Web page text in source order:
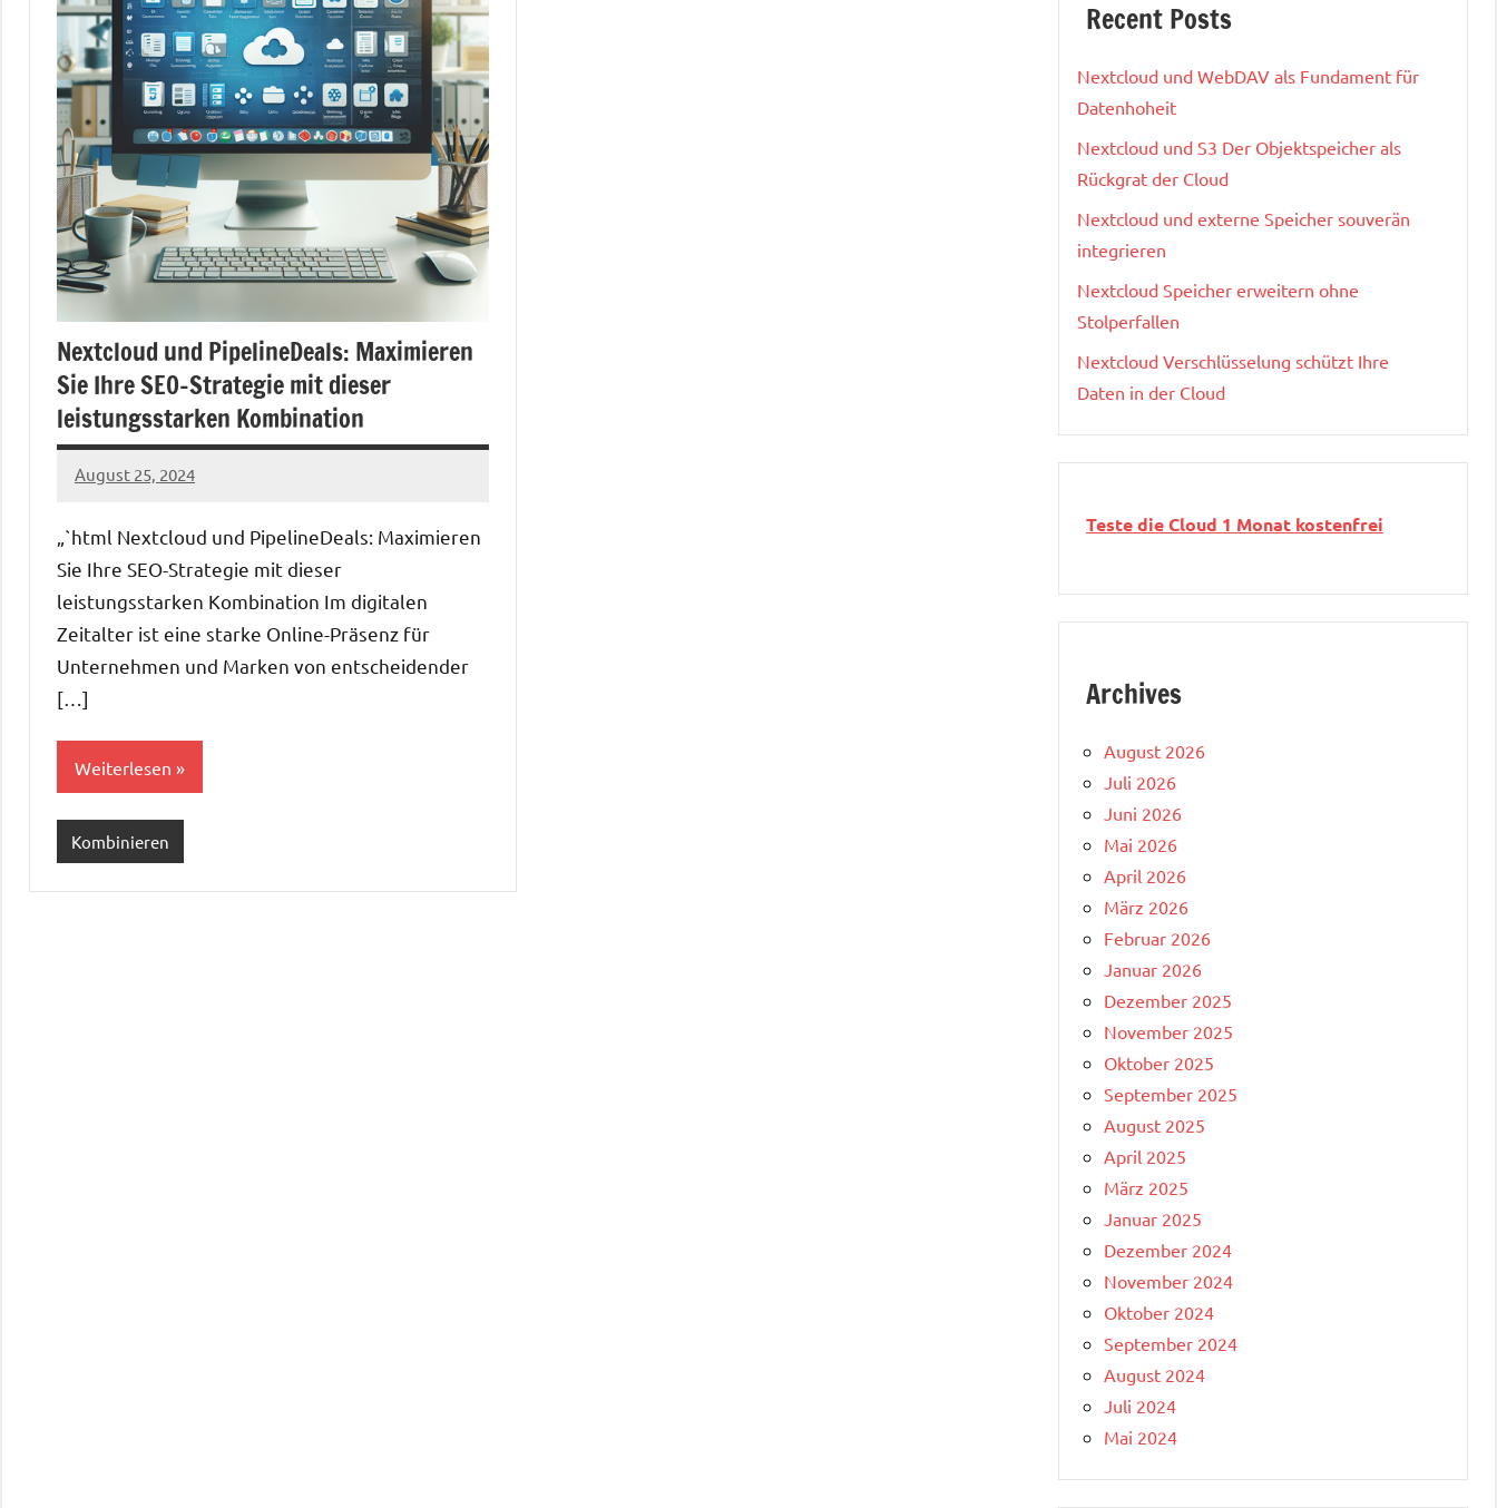
Nextcloud und PipelineDeals: Maximieren
Sie Ihre SEO-Strategie mit dieser
leistungsstarken Kombination
August 25, 2024
admin
„`html Nextcloud und PipelineDeals: Maximieren
Sie Ihre SEO-Strategie mit dieser
leistungsstarken Kombination Im digitalen
Zeitalter ist eine starke Online-Präsenz für
Unternehmen und Marken von entscheidender
[…]
Weiterlesen
Kombinieren
Recent Posts
Nextcloud und WebDAV als Fundament für
Datenhoheit
Nextcloud und S3 Der Objektspeicher als
Rückgrat der Cloud
Nextcloud und externe Speicher souverän
integrieren
Nextcloud Speicher erweitern ohne
Stolperfallen
Nextcloud Verschlüsselung schützt Ihre
Daten in der Cloud
Teste die Cloud 1 Monat kostenfrei
Archives
August 2026
Juli 2026
Juni 2026
Mai 2026
April 2026
März 2026
Februar 2026
Januar 2026
Dezember 2025
November 2025
Oktober 2025
September 2025
August 2025
April 2025
März 2025
Januar 2025
Dezember 2024
November 2024
Oktober 2024
September 2024
August 2024
Juli 2024
Mai 2024